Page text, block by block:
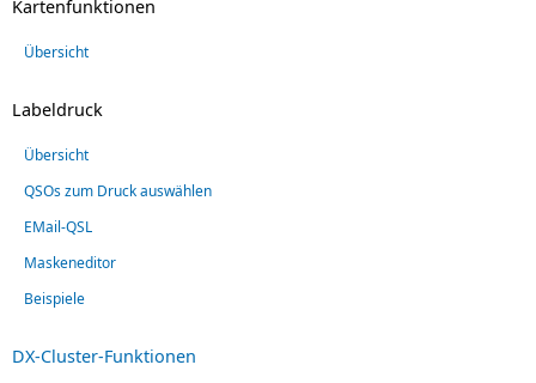
Kartenfunktionen
Übersicht
Labeldruck
Übersicht
QSOs zum Druck auswählen
EMail-QSL
Maskeneditor
Beispiele
DX-Cluster-Funktionen